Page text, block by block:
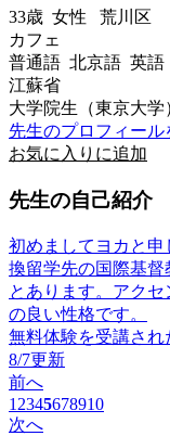
33歳 女性 荒川区
カフェ
普通語 北京語 英語
江蘇省
大学院生（東京大学
先生のプロフィール
お気に入りに追加
先生の自己紹介
初めましてヨカと
換留学先の国際基督
とあります。アク
の良い性格です。
無料体験を受講され
8/7更新
前へ
1 2345678910
次へ